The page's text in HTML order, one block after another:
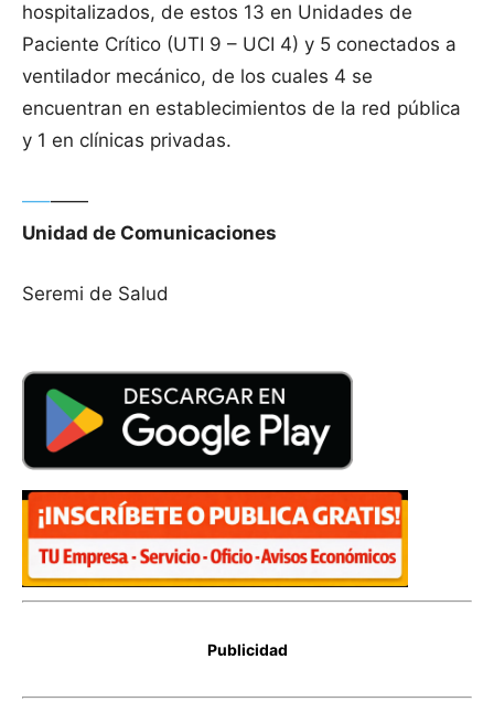
hospitalizados, de estos 13 en Unidades de
Paciente Crítico (UTI 9 – UCI 4) y 5 conectados a
ventilador mecánico, de los cuales 4 se
encuentran en establecimientos de la red pública
y 1 en clínicas privadas.
—–——
Unidad de Comunicaciones
Seremi de Salud
Publicidad